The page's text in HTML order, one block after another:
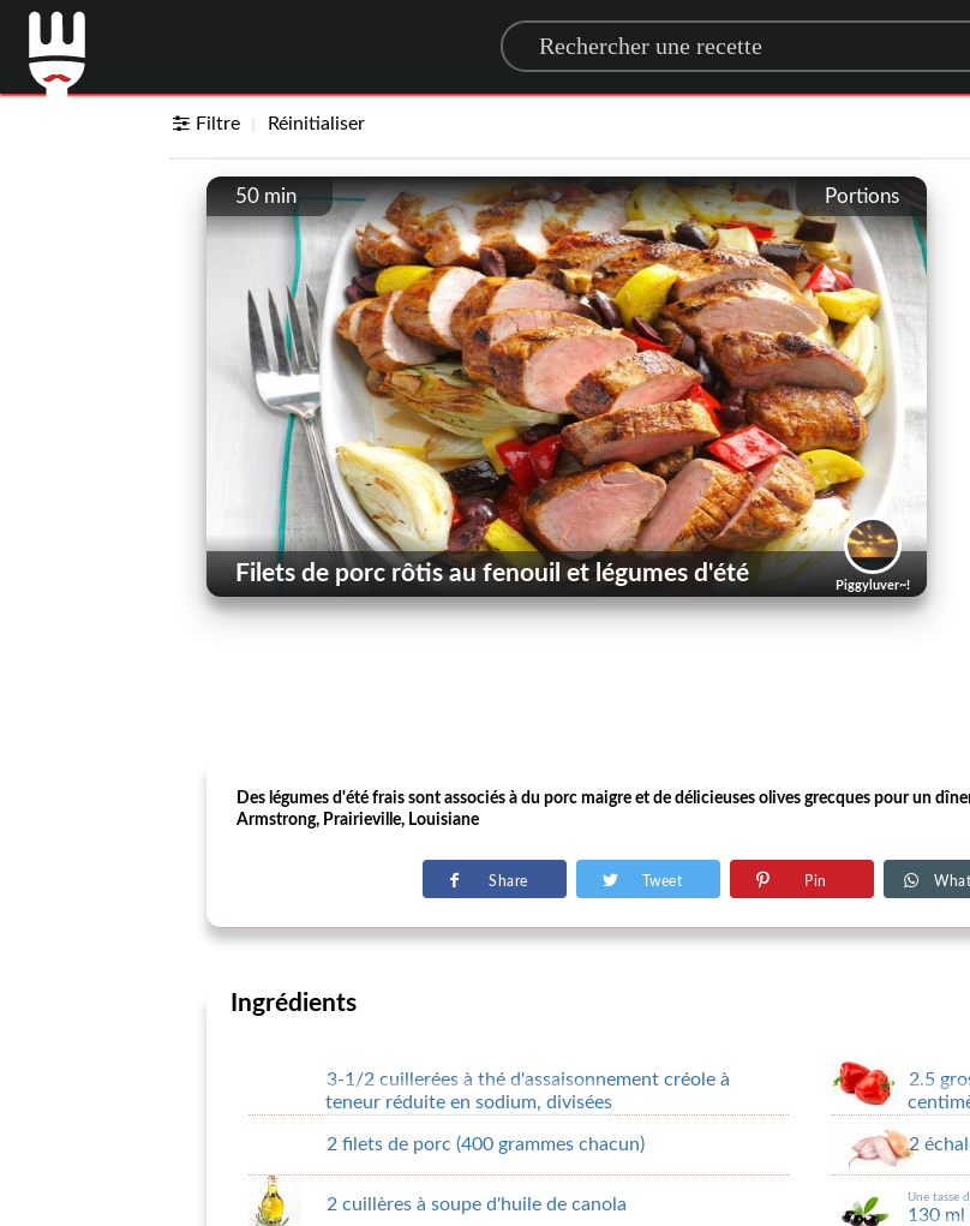
Search for a recipe
Filtre Réinitialiser
Portions
50 min
Piggyluver~!
Filets de porc rôtis au fenouil et légumes d'été
Des légumes d'été frais sont associés à du porc maigre et de délicieuses olives grecques pour un
Armstrong, Prairieville, Louisiane
Share Tweet Pin
Ingrédients
3-1/2 cuillerées à thé d'assaisonnement créole à
teneur réduite en sodium, divisées
2 filets de porc (400 grammes chacun)
2 cuillères à soupe d'huile de canola
2.5
2
Une tasse
130 ml